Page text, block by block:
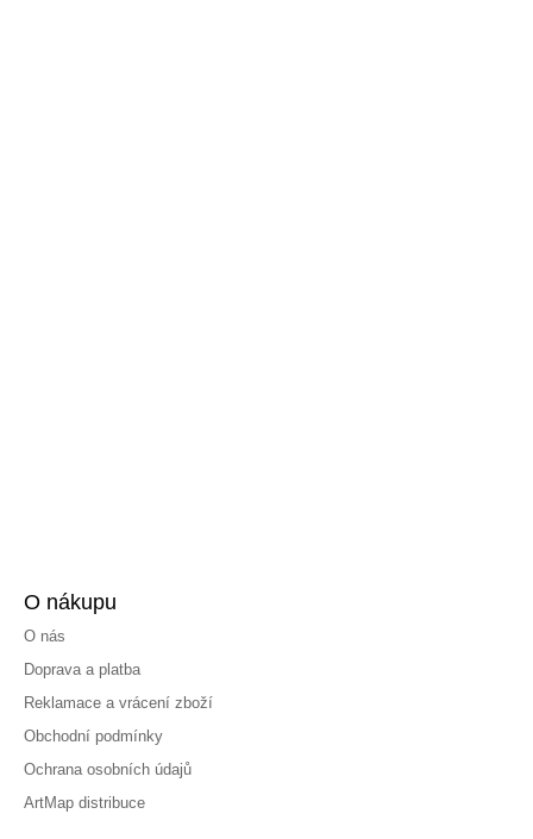
O nákupu
O nás
Doprava a platba
Reklamace a vrácení zboží
Obchodní podmínky
Ochrana osobních údajů
ArtMap distribuce